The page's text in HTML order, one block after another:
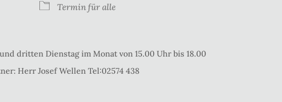
Termin für alle
dritten Dienstag im Monat von 15.00 Uhr bis 18.00
Herr Josef Wellen Tel:02574 438